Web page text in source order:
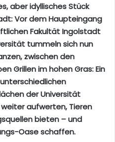
aber idyllisches Stück
Vor dem Haupteingang
Fakultät Ingolstadt
tummeln sich nun
zwischen den
Grillen im hohen Gras: Ein
der Universität
aufwerten, Tieren
bieten – und
Oase schaffen.